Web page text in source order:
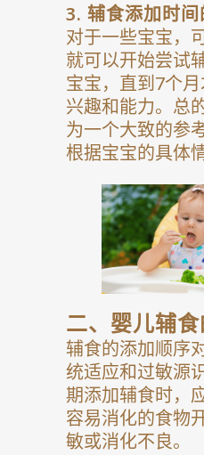
3. 辅食添加时
对于一些宝宝，
就可以开始尝试
宝宝，直到7个
兴趣和能力。总
为一个大致的参
根据宝宝的具体
二、婴儿辅
辅食的添加顺序
统适应和过敏源
期添加辅食时，
容易消化的食物
敏或消化不良。